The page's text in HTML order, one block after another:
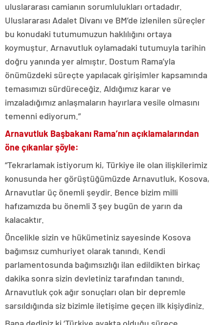
uluslararası camianın sorumlulukları ortadadır.
Uluslararası Adalet Divanı ve BM’de izlenilen süreçler
bu konudaki tutumumuzun haklılığını ortaya
koymuştur. Arnavutluk oylamadaki tutumuyla tarihin
doğru yanında yer almıştır. Dostum Rama’yla
önümüzdeki süreçte yapılacak girişimler kapsamında
temasımızı sürdüreceğiz. Aldığımız karar ve
imzaladığımız anlaşmaların hayırlara vesile olmasını
temenni ediyorum.”
Arnavutluk Başbakanı Rama’nın açıklamalarından
öne çıkanlar şöyle:
“Tekrarlamak istiyorum ki, Türkiye ile olan ilişkilerimiz
konusunda her görüştüğümüzde Arnavutluk, Kosova,
Arnavutlar üç önemli şeydir. Bence bizim milli
hafızamızda bu önemli 3 şey bugün de yarın da
kalacaktır.
Öncelikle sizin ve hükümetiniz sayesinde Kosova
bağımsız cumhuriyet olarak tanındı. Kendi
parlamentosunda bağımsızlığı ilan edildikten birkaç
dakika sonra sizin devletiniz tarafından tanındı.
Arnavutluk çok ağır sonuçları olan bir depremle
sarsıldığında siz bizimle iletişime geçen ilk kişiydiniz.